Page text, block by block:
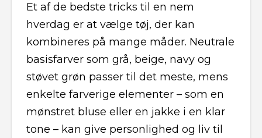
Et af de bedste tricks til en nem
hverdag er at vælge tøj, der kan
kombineres på mange måder. Neutrale
basisfarver som grå, beige, navy og
støvet grøn passer til det meste, mens
enkelte farverige elementer – som en
mønstret bluse eller en jakke i en klar
tone – kan give personlighed og liv til